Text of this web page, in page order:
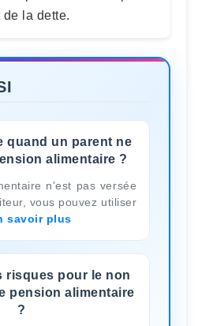
la dette.
quand un parent ne
alimentaire ?
n'est pas versée
vous pouvez utiliser
savoir plus
risques pour le non
pension alimentaire
?